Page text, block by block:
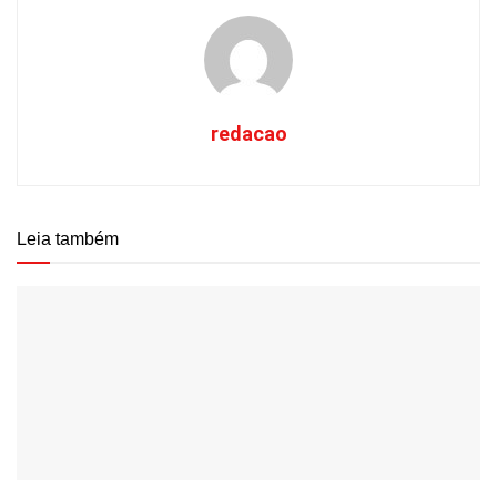
redacao
Leia também